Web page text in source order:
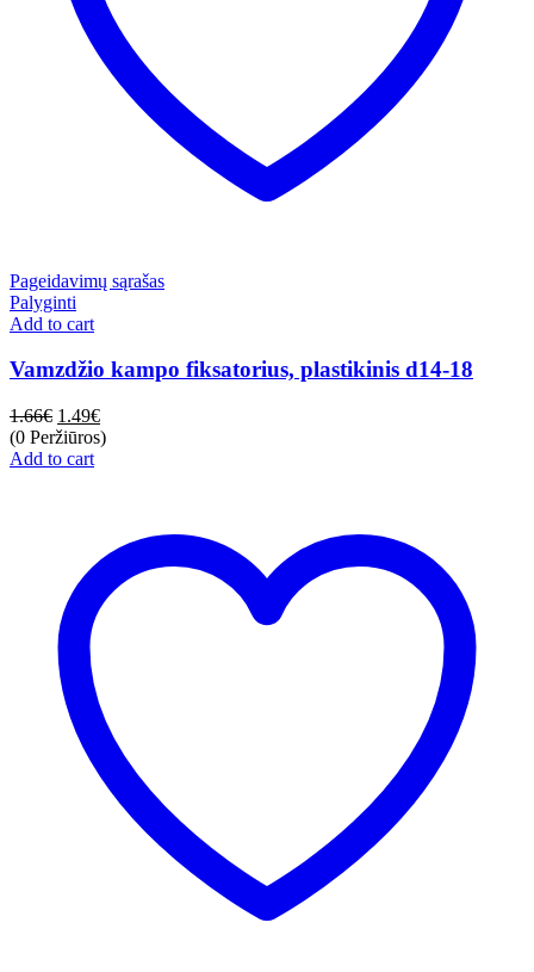
Pageidavimų sąrašas
Palyginti
Add to cart
Vamzdžio kampo fiksatorius, plastikinis d14-18
1.66€ 1.49€
(0 Peržiūros)
Add to cart